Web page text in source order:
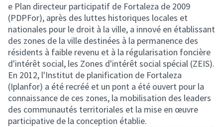
e Plan directeur participatif de Fortaleza de 2009
(PDPFor), après des luttes historiques locales et
nationales pour le droit à la ville, a innové en établissant
des zones de la ville destinées à la permanence des
résidents à faible revenu et à la régularisation foncière
d'intérêt social, les Zones d'intérêt social spécial (ZEIS).
En 2012, l'Institut de planification de Fortaleza
(Iplanfor) a été recréé et un pont a été ouvert pour la
connaissance de ces zones, la mobilisation des leaders
des communautés territoriales et la mise en œuvre
participative de la conception établie.